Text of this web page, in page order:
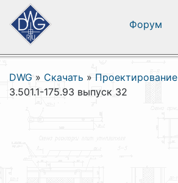
Форум
DWG » Скачать » Проектирование
3.501.1-175.93 выпуск 32